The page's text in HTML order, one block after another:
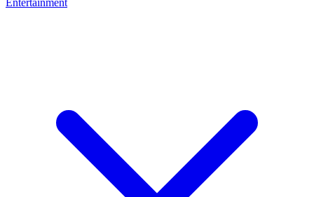
Entertainment